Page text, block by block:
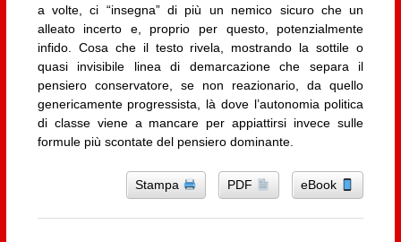
a volte, ci “insegna” di più un nemico sicuro che un
alleato incerto e, proprio per questo, potenzialmente
infido. Cosa che il testo rivela, mostrando la sottile o
quasi invisibile linea di demarcazione che separa il
pensiero conservatore, se non reazionario, da quello
genericamente progressista, là dove l’autonomia politica
di classe viene a mancare per appiattirsi invece sulle
formule più scontate del pensiero dominante.
Stampa PDF eBook